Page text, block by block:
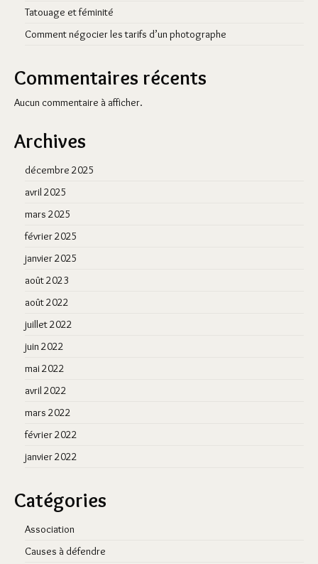
Tatouage et féminité
Comment négocier les tarifs d’un photographe
Commentaires récents
Aucun commentaire à afficher.
Archives
décembre 2025
avril 2025
mars 2025
février 2025
janvier 2025
août 2023
août 2022
juillet 2022
juin 2022
mai 2022
avril 2022
mars 2022
février 2022
janvier 2022
Catégories
Association
Causes à défendre